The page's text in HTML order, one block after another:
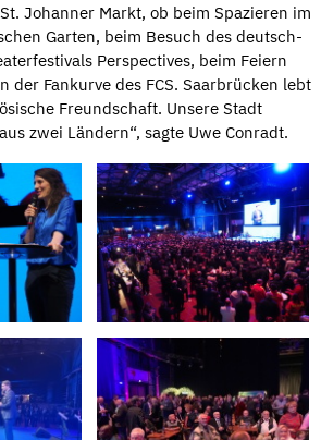
Johanner Markt, ob beim Spazieren im
Garten, beim Besuch des deutsch-
Perspectives, beim Feiern
der Fankurve des FCS. Saarbrücken lebt
Freundschaft. Unsere Stadt
zwei Ländern“, sagte Uwe Conradt.